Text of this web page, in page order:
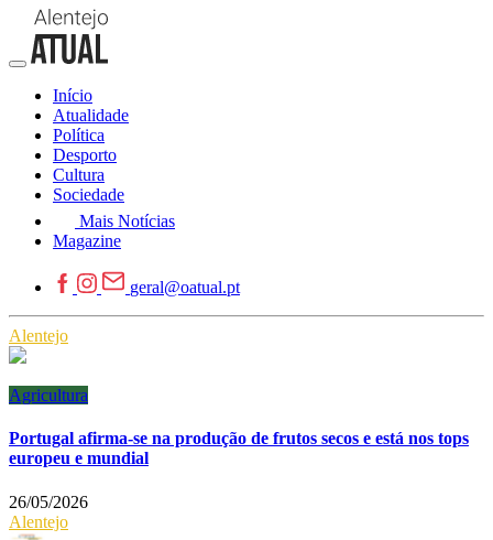
Início
Atualidade
Política
Desporto
Cultura
Sociedade
Mais Notícias
Magazine
geral@oatual.pt
Alentejo
Agricultura
Portugal afirma-se na produção de frutos secos e está nos tops
europeu e mundial
26/05/2026
Alentejo